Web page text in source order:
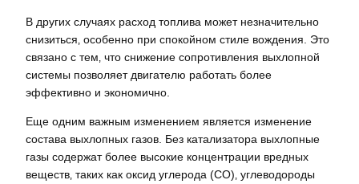
В других случаях расход топлива может незначительно
снизиться‚ особенно при спокойном стиле вождения. Это
связано с тем‚ что снижение сопротивления выхлопной
системы позволяет двигателю работать более
эффективно и экономично.
Еще одним важным изменением является изменение
состава выхлопных газов. Без катализатора выхлопные
газы содержат более высокие концентрации вредных
веществ‚ таких как оксид углерода (CO)‚ углеводороды